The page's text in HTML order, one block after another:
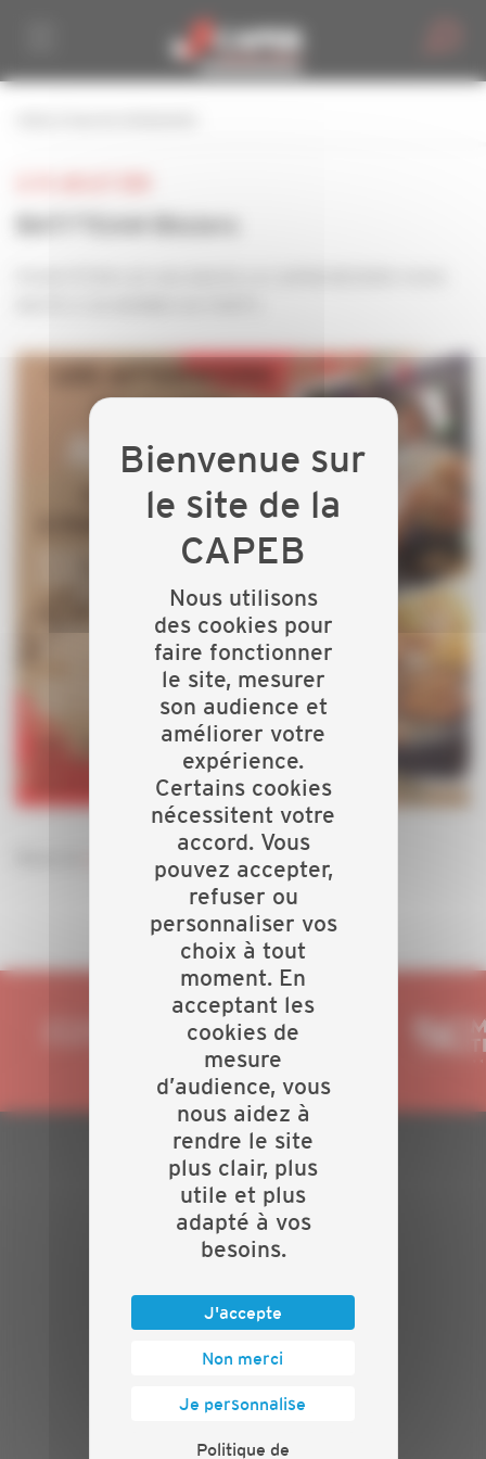
PLAN DU SITE
Actualités
Evénements
Nos batailles
Contact
Nous utilisons
des cookies pour
faire fonctionner
le site, mesurer
son audience et
améliorer votre
expérience.
Certains cookies
nécessitent votre
accord. Vous
pouvez accepter,
refuser ou
personnaliser vos
choix à tout
moment. En
acceptant les
cookies de
mesure
d’audience, vous
nous aidez à
rendre le site
plus clair, plus
utile et plus
adapté à vos
besoins.
J'accepte
Non merci
Je personnalise
Politique de